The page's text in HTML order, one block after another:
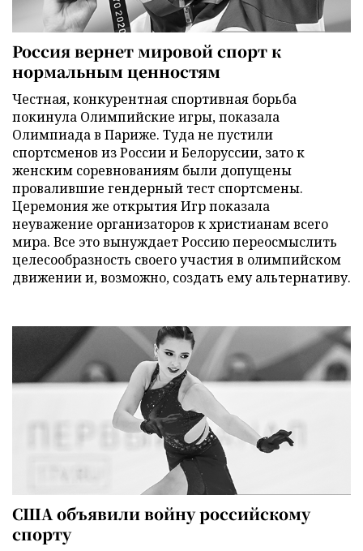
Россия вернет мировой спорт к
нормальным ценностям
Честная, конкурентная спортивная борьба
покинула Олимпийские игры, показала
Олимпиада в Париже. Туда не пустили
спортсменов из России и Белоруссии, зато к
женским соревнованиям были допущены
провалившие гендерный тест спортсмены.
Церемония же открытия Игр показала
неуважение организаторов к христианам всего
мира. Все это вынуждает Россию переосмыслить
целесообразность своего участия в олимпийском
движении и, возможно, создать ему альтернативу.
США объявили войну российскому
спорту